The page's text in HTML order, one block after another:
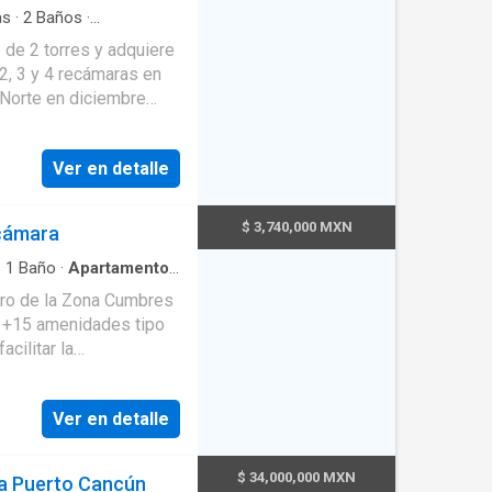
cada residencia y
a servicios de
Cancún Hotel.
de toallas y una
Gimnasio equipado
Cuenta también con
· 2 Baños ·
2 torres y adquiere
3 y 4 recámaras en
en diciembre
50%
departamento de su
Ver en detalle
1 Baño · Apartamento ·
de la Zona Cumbres
amenidades tipo
la
con vistas hacia la
Y centro comercial
Ver en detalle
$ 3,740,000 MXN
Puerto Cancún $ 34,000,000 MXN